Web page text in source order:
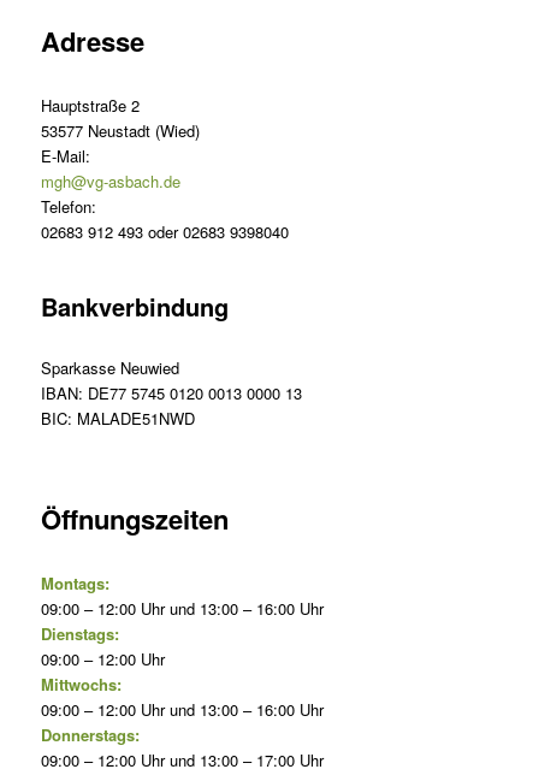
Adresse
Hauptstraße 2
53577 Neustadt (Wied)
E-Mail:
mgh@vg-asbach.de
Telefon:
02683 912 493 oder 02683 9398040
Bankverbindung
Sparkasse Neuwied
IBAN: DE77 5745 0120 0013 0000 13
BIC: MALADE51NWD
Öffnungszeiten
Montags:
09:00 – 12:00 Uhr und 13:00 – 16:00 Uhr
Dienstags:
09:00 – 12:00 Uhr
Mittwochs:
09:00 – 12:00 Uhr und 13:00 – 16:00 Uhr
Donnerstags:
09:00 – 12:00 Uhr und 13:00 – 17:00 Uhr